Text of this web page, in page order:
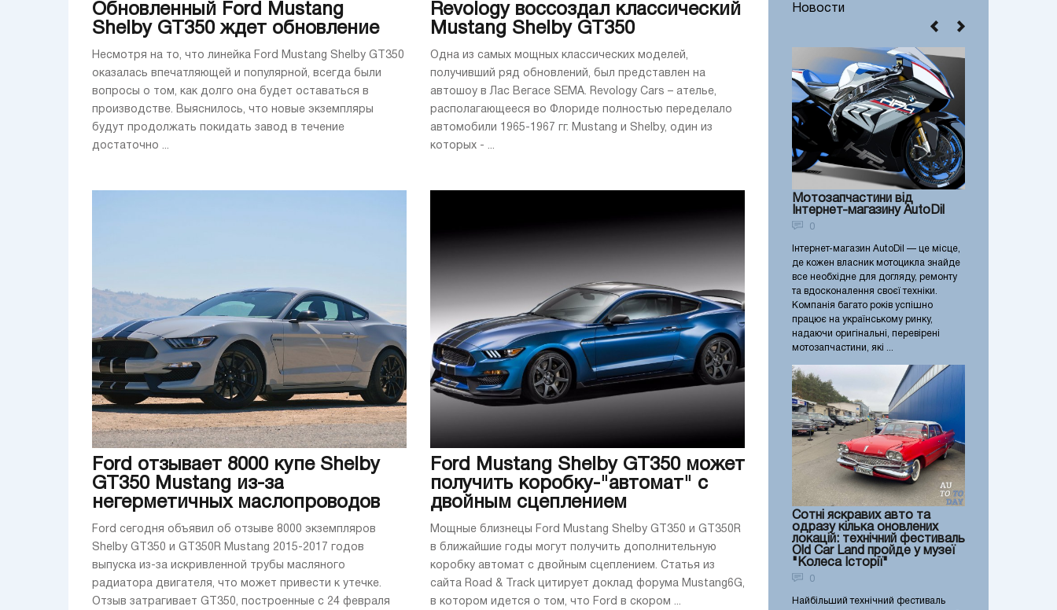
Обновленный Ford Mustang
Shelby GT350 ждет обновление
Несмотря на то, что линейка Ford Mustang Shelby GT350
оказалась впечатляющей и популярной, всегда были
вопросы о том, как долго она будет оставаться в
производстве. Выяснилось, что новые экземпляры
будут продолжать покидать завод в течение
достаточно ...
Revology воссоздал классический
Mustang Shelby GT350
Одна из самых мощных классических моделей,
получивший ряд обновлений, был представлен на
автошоу в Лас Вегасе SEMA. Revology Cars – ателье,
располагающееся во Флориде полностью переделало
автомобили 1965-1967 гг. Mustang и Shelby, один из
которых - ...
Ford отзывает 8000 купе Shelby
GT350 Mustang из-за
негерметичных маслопроводов
Ford сегодня объявил об отзыве 8000 экземпляров
Shelby GT350 и GT350R Mustang 2015-2017 годов
выпуска из-за искривленной трубы масляного
радиатора двигателя, что может привести к утечке.
Отзыв затрагивает GT350, построенные с 24 февраля
Ford Mustang Shelby GT350 может
получить коробку-"автомат" с
двойным сцеплением
Мощные близнецы Ford Mustang Shelby GT350 и GT350R
в ближайшие годы могут получить дополнительную
коробку автомат с двойным сцеплением. Статья из
сайта Road & Track цитирует доклад форума Mustang6G,
в котором идется о том, что Ford в скором ...
Новости
Мотозапчастини від
Інтернет-магазину AutoDil
0
Інтернет-магазин AutoDil — це місце,
де кожен власник мотоцикла знайде
все необхідне для догляду, ремонту
та вдосконалення своєї техніки.
Компанія багато років успішно
працює на українському ринку,
надаючи оригінальні, перевірені
мотозапчастини, які ...
Сотні яскравих авто та
одразу кілька оновлених
локацій: технічний фестиваль
Old Car Land пройде у музеї
"Колеса Історії"
0
Найбільший технічний фестиваль